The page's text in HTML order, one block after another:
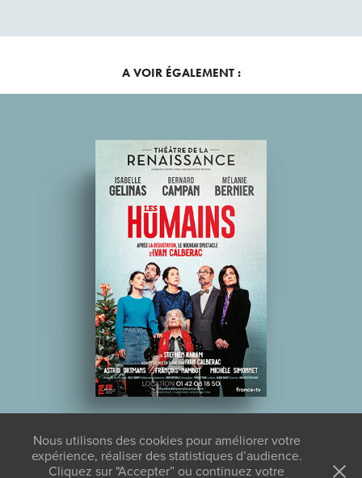
A VOIR ÉGALEMENT :
LES HUMAINS
Nous utilisons des cookies pour améliorer votre
expérience, réaliser des statistiques d’audience.
Cliquez sur "Accepter” ou continuez votre